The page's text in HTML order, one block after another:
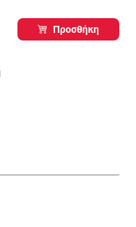
Προσθήκη